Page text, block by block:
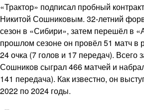
«Трактор» подписал пробный
Никитой Сошниковым. 32-летний
сезон в «Сибири», затем перешёл в
прошлом сезоне он провёл 51 матч в
24 очка (7 голов и 17 передач). Всего
Сошников сыграл 466 матчей и
141 передача). Как известно, он
2022 по 2024 годы.